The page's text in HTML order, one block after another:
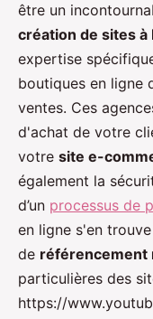
être un
création de sites à
expertise
boutiques en ligne
ventes. Ces
d'achat de votre
votre site e-
également la
d’un processus de
en ligne s'en
de référencement
particulières des
https://